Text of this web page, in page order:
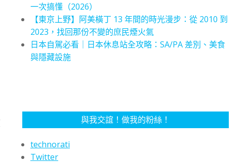
一次搞懂（2026）
【東京上野】阿美橫丁 13 年間的時光漫步：從 2010 到
2023，找回那份不變的庶民煙火氣
日本自駕必看｜日本休息站全攻略：SA/PA 差別、美食
與隱藏設施
與我交誼！做我的粉絲！
technorati
Twitter